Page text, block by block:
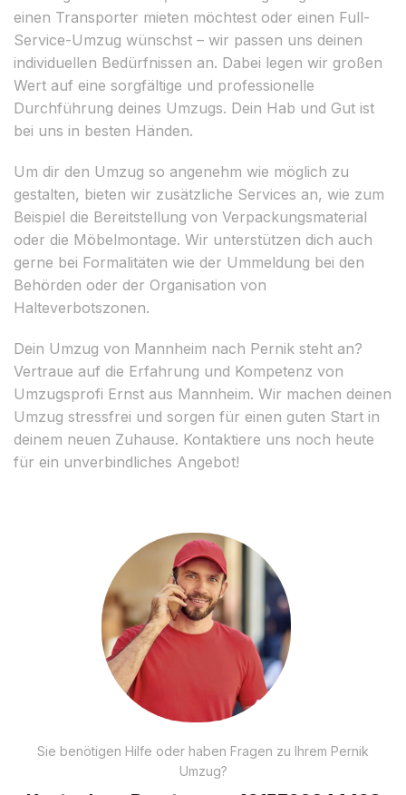
einen Transporter mieten möchtest oder einen Full-
Service-Umzug wünschst – wir passen uns deinen
individuellen Bedürfnissen an. Dabei legen wir großen
Wert auf eine sorgfältige und professionelle
Durchführung deines Umzugs. Dein Hab und Gut ist
bei uns in besten Händen.
Um dir den Umzug so angenehm wie möglich zu
gestalten, bieten wir zusätzliche Services an, wie zum
Beispiel die Bereitstellung von Verpackungsmaterial
oder die Möbelmontage. Wir unterstützen dich auch
gerne bei Formalitäten wie der Ummeldung bei den
Behörden oder der Organisation von
Halteverbotszonen.
Dein Umzug von Mannheim nach Pernik steht an?
Vertraue auf die Erfahrung und Kompetenz von
Umzugsprofi Ernst aus Mannheim. Wir machen deinen
Umzug stressfrei und sorgen für einen guten Start in
deinem neuen Zuhause. Kontaktiere uns noch heute
für ein unverbindliches Angebot!
Sie benötigen Hilfe oder haben Fragen zu Ihrem Pernik
Umzug?